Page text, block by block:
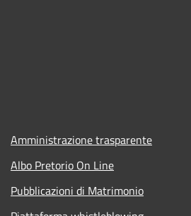
Amministrazione trasparente
Albo Pretorio On Line
Pubblicazioni di Matrimonio